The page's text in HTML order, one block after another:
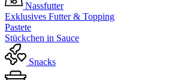
Nassfutter
Exklusives Futter & Topping
Pastete
Stückchen in Sauce
Snacks